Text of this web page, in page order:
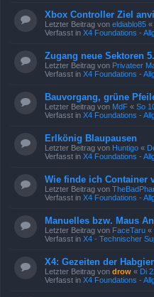
Xbox Controller Ziel
Letzter Beitrag von eldiablo85 «
Verfasst in X4 Foundations -
Zugang neue Sektoren
Letzter Beitrag von Privateer
Verfasst in X4 Foundations -
Bauvorgang, grüne
Letzter Beitrag von MdF « So
Verfasst in X4 Foundations -
Erlkönig Blaupausen
Letzter Beitrag von Huntigo «
Verfasst in X4 Foundations -
Wie finde ich Container
Letzter Beitrag von
Verfasst in X4 Foundations -
Manuelles bzw. Maus
Letzter Beitrag von FaceTaru «
Verfasst in X4 - Technischer
X4: Gezeiten der
Letzter Beitrag von drow « Di
Verfasst in X4 Foundations -